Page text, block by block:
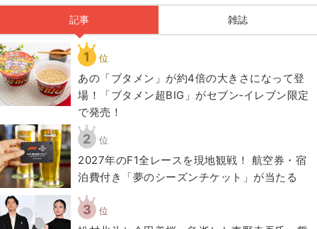
記事 雑誌
1 位
あの「ブタメン」が約4倍の大きさになって登
場！「ブタメン超BIG」がセブン‐イレブン限定
で発売！
2 位
2027年のF1全レースを現地観戦！ 航空券・宿
泊費付き「夢のシーズンチケット」が当たる
3 位